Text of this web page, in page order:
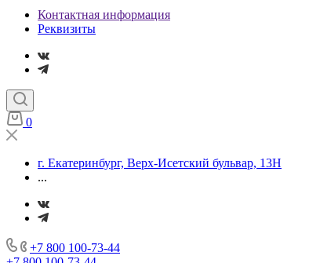
Контактная информация
Реквизиты
0
г. Екатеринбург, Верх-Исетский бульвар, 13Н
...
+7 800 100-73-44